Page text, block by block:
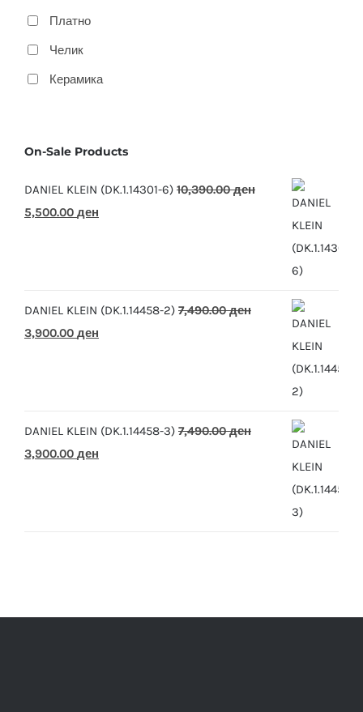
Платно
Челик
Керамика
On-Sale Products
DANIEL KLEIN (DK.1.14301-6) 10,390.00ден
Original
5,500.00 ден
DANIEL KLEIN (DK.1.14458-2) 7,490.00ден
Original
3,900.00 ден
DANIEL KLEIN (DK.1.14458-3) 7,490.00ден
Original
3,900.00 ден